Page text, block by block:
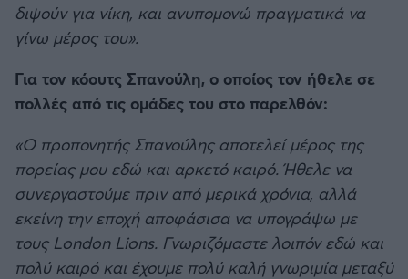
διψούν για νίκη, και ανυπομονώ πραγματικά να
γίνω μέρος του».
Για τον κόουτς Σπανούλη, ο οποίος τον ήθελε σε
πολλές από τις ομάδες του στο παρελθόν:
«Ο προπονητής Σπανούλης αποτελεί μέρος της
πορείας μου εδώ και αρκετό καιρό. Ήθελε να
συνεργαστούμε πριν από μερικά χρόνια, αλλά
εκείνη την εποχή αποφάσισα να υπογράψω με
τους London Lions. Γνωριζόμαστε λοιπόν εδώ και
πολύ καιρό και έχουμε πολύ καλή γνωριμία μεταξύ